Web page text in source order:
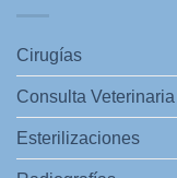
Cirugías
Consulta Veterinaria
Esterilizaciones